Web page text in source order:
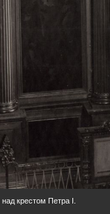
крестом Петра I.